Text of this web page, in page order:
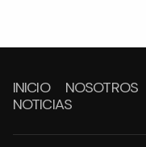
INICIO NOSOTROS
NOTICIAS